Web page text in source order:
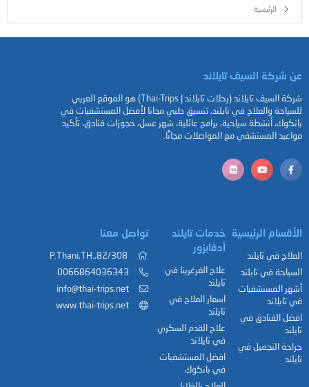
الرئيسية
عن شركة السيف تايلاند
شركة السيف تايلاند (رحلات تايلاند | Thai-Trips) هو الموقع العربي
للسياحة والعلاج في تايلند، تنسيق طبي مجانا لأفضل المستشفيات في
بانكوك، أنشطة سياحية، برامج عائلية، شهر عسل، حجوزات فنادق، تأكيد
مواعيد المستشفي مع المواصلات مجانًا.
الأقسام الرئيسية
العلاج في تايلند
السياحة في تايلند
أشهر المستشفيات
في تايلاند
افضل الفنادق في
تايلند
جراحة التجميل في
تايلند
خدمات تايلند
أدفايزور
علاج الغرغرينا في
تايلند
اسعار العلاج في
تايلند
علاج القدم السكري
في تايلاند
افضل المستشفيات
في بانكوك
تواصل معنا
82/308,.P.Thani,TH
0066864036343
info@thai-trips.net
www.thai-trips.net